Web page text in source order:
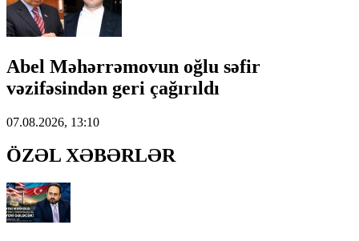
Abel Məhərrəmovun oğlu səfir
vəzifəsindən geri çağırıldı
07.08.2026, 13:10
ÖZƏL XƏBƏRLƏR